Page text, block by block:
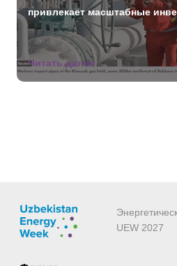
привлекает масштабные
стран Залива
Читать далее
UEW 2027